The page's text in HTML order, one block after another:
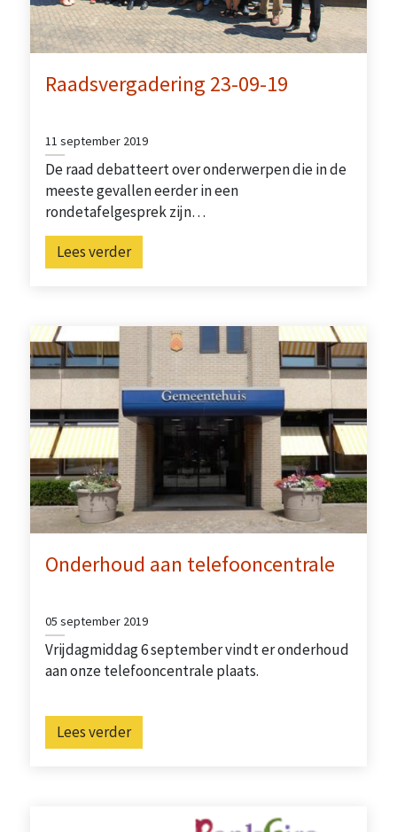
Raadsvergadering 23-09-19
11 september 2019
De raad debatteert over onderwerpen die in de
meeste gevallen eerder in een
rondetafelgesprek zijn…
Lees verder
Onderhoud aan telefooncentrale
05 september 2019
Vrijdagmiddag 6 september vindt er onderhoud
aan onze telefooncentrale plaats.
Lees verder